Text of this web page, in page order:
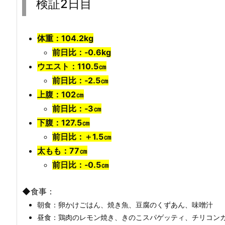
検証2日目
体重：104.2kg
前日比：‐0.6kg
ウエスト：110.5㎝
前日比：‐2.5㎝
上腹：102㎝
前日比：‐3㎝
下腹：127.5㎝
前日比：＋1.5㎝
太もも：77㎝
前日比：‐0.5㎝
◆食事：
朝食：卵かけごはん、焼き魚、豆腐のくずあん、味噌汁
昼食：鶏肉のレモン焼き、きのこスパゲッティ、チリコン